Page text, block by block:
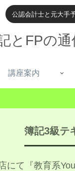
公認会計士と元大手
とFPの
講座案内
簿記3級テ
にて『教育系